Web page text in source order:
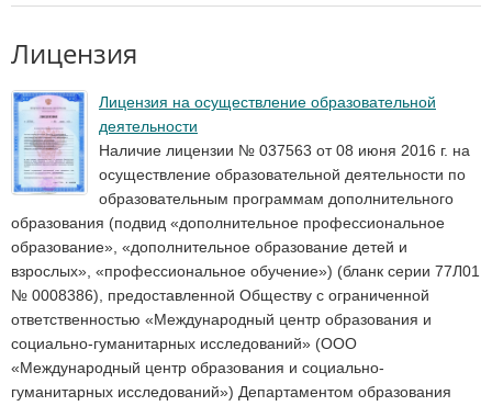
Лицензия
Лицензия на осуществление образовательной
деятельности
Наличие лицензии № 037563 от 08 июня 2016 г. на
осуществление образовательной деятельности по
образовательным программам дополнительного
образования (подвид «дополнительное профессиональное
образование», «дополнительное образование детей и
взрослых», «профессиональное обучение») (бланк серии 77Л01
№ 0008386), предоставленной Обществу с ограниченной
ответственностью «Международный центр образования и
социально-гуманитарных исследований» (ООО
«Международный центр образования и социально-
гуманитарных исследований») Департаментом образования